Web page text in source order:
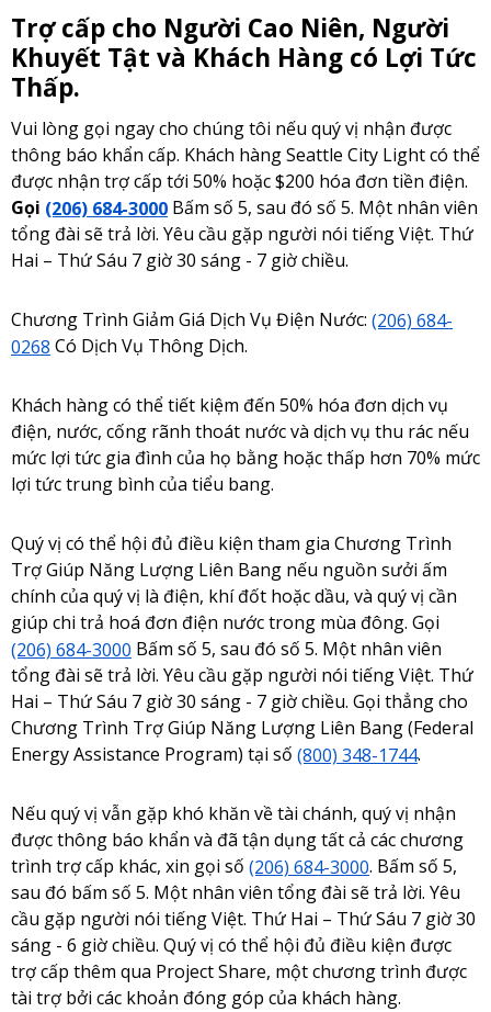
Trợ cấp cho Người Cao Niên, Người
Khuyết Tật và Khách Hàng có Lợi Tức
Thấp.
Vui lòng gọi ngay cho chúng tôi nếu quý vị nhận được
thông báo khẩn cấp. Khách hàng Seattle City Light có thể
được nhận trợ cấp tới 50% hoặc $200 hóa đơn tiền điện.
Gọi (206) 684-3000 Bấm số 5, sau đó số 5. Một nhân viên
tổng đài sẽ trả lời. Yêu cầu gặp người nói tiếng Việt. Thứ
Hai – Thứ Sáu 7 giờ 30 sáng - 7 giờ chiều.
Chương Trình Giảm Giá Dịch Vụ Điện Nước: (206) 684-
0268 Có Dịch Vụ Thông Dịch.
Khách hàng có thể tiết kiệm đến 50% hóa đơn dịch vụ
điện, nước, cống rãnh thoát nước và dịch vụ thu rác nếu
mức lợi tức gia đình của họ bằng hoặc thấp hơn 70% mức
lợi tức trung bình của tiểu bang.
Quý vị có thể hội đủ điều kiện tham gia Chương Trình
Trợ Giúp Năng Lượng Liên Bang nếu nguồn sưởi ấm
chính của quý vị là điện, khí đốt hoặc dầu, và quý vị cần
giúp chi trả hoá đơn điện nước trong mùa đông. Gọi
(206) 684-3000 Bấm số 5, sau đó số 5. Một nhân viên
tổng đài sẽ trả lời. Yêu cầu gặp người nói tiếng Việt. Thứ
Hai – Thứ Sáu 7 giờ 30 sáng - 7 giờ chiều. Gọi thẳng cho
Chương Trình Trợ Giúp Năng Lượng Liên Bang (Federal
Energy Assistance Program) tại số (800) 348-1744.
Nếu quý vị vẫn gặp khó khăn về tài chánh, quý vị nhận
được thông báo khẩn và đã tận dụng tất cả các chương
trình trợ cấp khác, xin gọi số (206) 684-3000. Bấm số 5,
sau đó bấm số 5. Một nhân viên tổng đài sẽ trả lời. Yêu
cầu gặp người nói tiếng Việt. Thứ Hai – Thứ Sáu 7 giờ 30
sáng - 6 giờ chiều. Quý vị có thể hội đủ điều kiện được
trợ cấp thêm qua Project Share, một chương trình được
tài trợ bởi các khoản đóng góp của khách hàng.